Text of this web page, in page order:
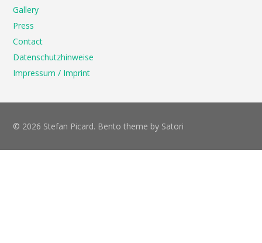
Gallery
Press
Contact
Datenschutzhinweise
Impressum / Imprint
© 2026 Stefan Picard. Bento theme by Satori